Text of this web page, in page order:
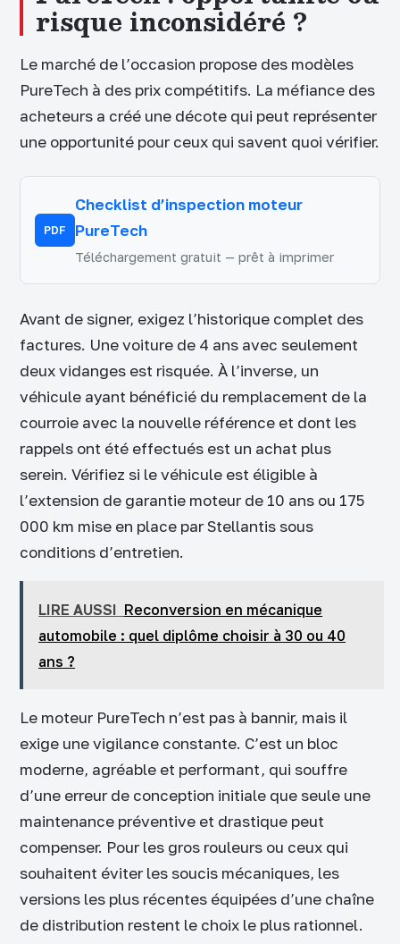
risque inconsidéré ?
Le marché de l’occasion propose des modèles
PureTech à des prix compétitifs. La méfiance des
acheteurs a créé une décote qui peut représenter
une opportunité pour ceux qui savent quoi vérifier.
PDF
Checklist d’inspection moteur
PureTech
Téléchargement gratuit — prêt à imprimer
Avant de signer, exigez l’historique complet des
factures. Une voiture de 4 ans avec seulement
deux vidanges est risquée. À l’inverse, un
véhicule ayant bénéficié du remplacement de la
courroie avec la nouvelle référence et dont les
rappels ont été effectués est un achat plus
serein. Vérifiez si le véhicule est éligible à
l’extension de garantie moteur de 10 ans ou 175
000 km mise en place par Stellantis sous
conditions d’entretien.
LIRE AUSSI Reconversion en mécanique
automobile : quel diplôme choisir à 30 ou 40
ans ?
Le moteur PureTech n’est pas à bannir, mais il
exige une vigilance constante. C’est un bloc
moderne, agréable et performant, qui souffre
d’une erreur de conception initiale que seule une
maintenance préventive et drastique peut
compenser. Pour les gros rouleurs ou ceux qui
souhaitent éviter les soucis mécaniques, les
versions les plus récentes équipées d’une chaîne
de distribution restent le choix le plus rationnel.